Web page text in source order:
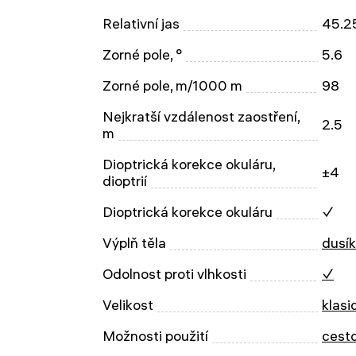
Relativní jas
Zorné pole, °
5.6
Zorné pole, m/1000 m
98
Nejkratší vzdálenost zaostření,
m
2.5
Dioptrická korekce okuláru,
dioptrií
±4
Dioptrická korekce okuláru
✓
Výplň těla
dusík
Odolnost proti vlhkosti
✓
Velikost
Možnosti použití